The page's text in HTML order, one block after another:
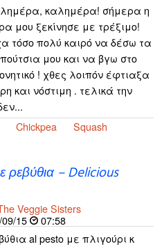
καλημέρα! σήμερα η
μου ξεκίνησε με τρέξιμο!
τόσο πολύ καιρό να δέσω τα
μου και να βγω στο
! χθες λοιπόν έφτιαξα
και νόστιμη . τελικά την
Chickpea
Squash
ρεβύθια – Delicious
Veggie Sisters
15
07:58
al pesto με πλιγούρι κ